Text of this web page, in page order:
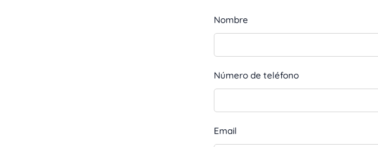
Nombre
Número de teléfono
Email